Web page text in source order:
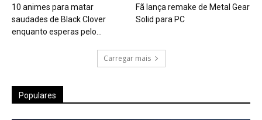
10 animes para matar
saudades de Black Clover
enquanto esperas pelo...
Fã lança remake de Metal Gear
Solid para PC
Carregar mais
Populares